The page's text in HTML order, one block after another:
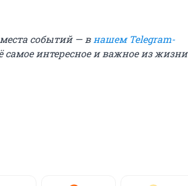
событий — в нашем Telegram-
самое интересное и важное из жизни